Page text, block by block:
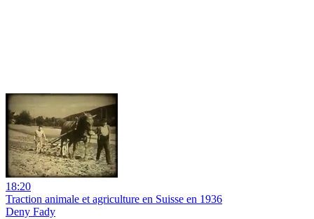
18:20
Traction animale et agriculture en Suisse en 1936
Deny Fady